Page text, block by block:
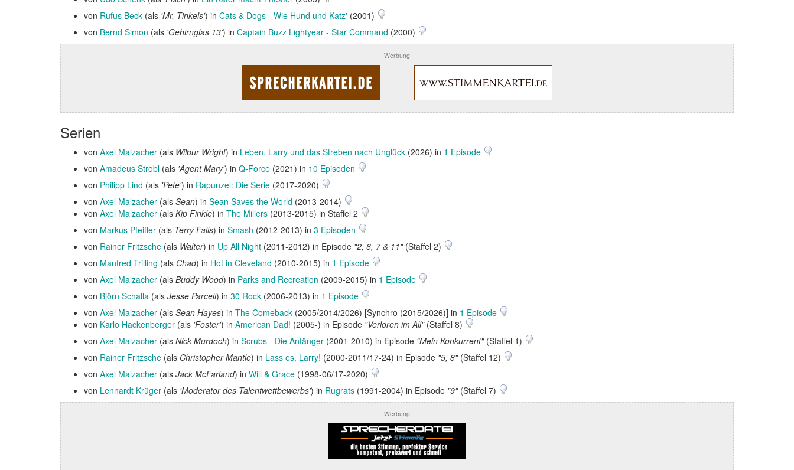
von Rufus Beck (als 'Mr. Tinkels') in Cats & Dogs - Wie Hund und Katz' (2001)
von Bernd Simon (als 'Gehirnglas 13') in Captain Buzz Lightyear - Star Command (2000)
Werbung
Serien
von Axel Malzacher (als Wilbur Wright) in Leben, Larry und das Streben nach Unglück (2026) in 1 Episode
von Amadeus Strobl (als 'Agent Mary') in Q-Force (2021) in 10 Episoden
von Philipp Lind (als 'Pete') in Rapunzel: Die Serie (2017-2020)
von Axel Malzacher (als Sean) in Sean Saves the World (2013-2014)
von Axel Malzacher (als Kip Finkle) in The Millers (2013-2015) in Staffel 2
von Markus Pfeiffer (als Terry Falls) in Smash (2012-2013) in 3 Episoden
von Rainer Fritzsche (als Walter) in Up All Night (2011-2012) in Episode "2, 6, 7 & 11"(Staffel 2)
von Manfred Trilling (als Chad) in Hot in Cleveland (2010-2015) in 1 Episode
von Axel Malzacher (als Buddy Wood) in Parks and Recreation (2009-2015) in 1 Episode
von Björn Schalla (als Jesse Parcell) in 30 Rock (2006-2013) in 1 Episode
von Axel Malzacher (als Sean Hayes) in The Comeback (2005/2014/2026) [Synchro (2015/2026)] in 1 Episode
von Karlo Hackenberger (als 'Foster') in American Dad! (2005-) in Episode "Verloren im All"(Staffel 8)
von Axel Malzacher (als Nick Murdoch) in Scrubs - Die Anfänger (2001-2010) in Episode "Mein Konkurrent"(Staffel 1)
von Rainer Fritzsche (als Christopher Mantle) in Lass es, Larry! (2000-2011/17-24) in Episode "5, 8"(Staffel 12)
von Axel Malzacher (als Jack McFarland) in Will & Grace (1998-06/17-2020)
von Lennardt Krüger (als 'Moderator des Talentwettbewerbs') in Rugrats (1991-2004) in Episode "9"(Staffel 7)
Werbung